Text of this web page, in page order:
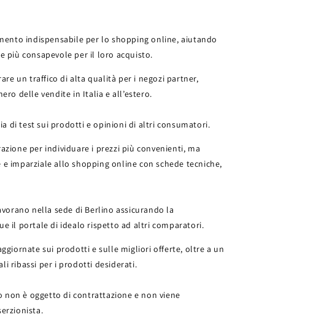
indispensabile per lo shopping online, aiutando
più consapevole per il loro acquisto.
un traffico di alta qualità per i negozi partner,
delle vendite in Italia e all’estero.
di test sui prodotti e opinioni di altri consumatori.
per individuare i prezzi più convenienti, ma
imparziale allo shopping online con schede tecniche,
nella sede di Berlino assicurando la
il portale di idealo rispetto ad altri comparatori.
sui prodotti e sulle migliori offerte, oltre a un
ribassi per i prodotti desiderati.
è oggetto di contrattazione e non viene